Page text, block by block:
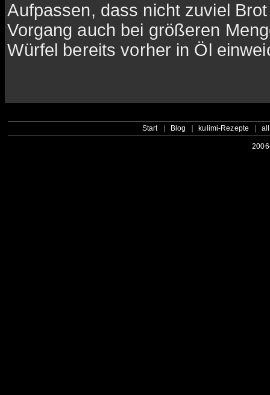
Aufpassen, dass nicht zuviel
Vorgang auch bei größeren
Würfel bereits vorher in Öl
Start Blog kulimi-Rezepte